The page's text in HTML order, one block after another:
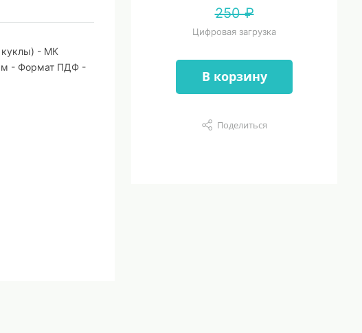
куклы) - МК
- Формат ПДФ -
250 ₽
Цифровая загрузка
В корзину
Поделиться